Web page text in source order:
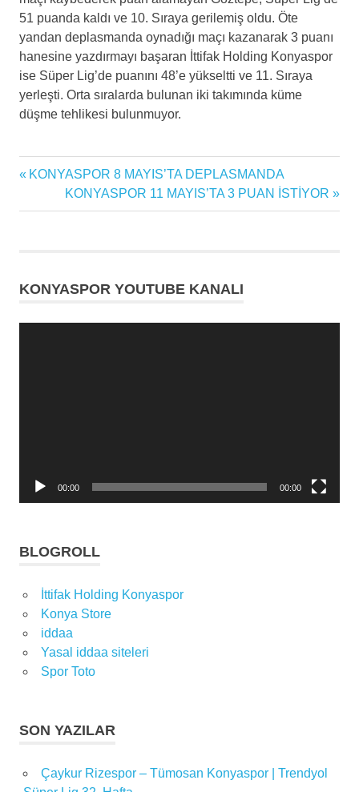
51 puanda kaldı ve 10. Sıraya gerilemiş oldu. Öte
yandan deplasmanda oynadığı maçı kazanarak 3 puanı
hanesine yazdırmayı başaran İttifak Holding Konyaspor
ise Süper Lig’de puanını 48’e yükseltti ve 11. Sıraya
yerleşti. Orta sıralarda bulunan iki takımında küme
düşme tehlikesi bulunmuyor.
Futbol
Göztepe
Göztepe
Yazı
gezinmesi
Previous
KONYASPOR 8 MAYIS’TA DEPLASMANDA
Next
Post:
KONYASPOR 11 MAYIS’TA 3 PUAN İSTİYOR
KONYASPOR YOUTUBE KANALI
00:00 00:00
BLOGROLL
İttifak Holding Konyaspor
Konya Store
iddaa
Yasal iddaa siteleri
Spor Toto
SON YAZILAR
Çaykur Rizespor – Tümosan Konyaspor | Trendyol